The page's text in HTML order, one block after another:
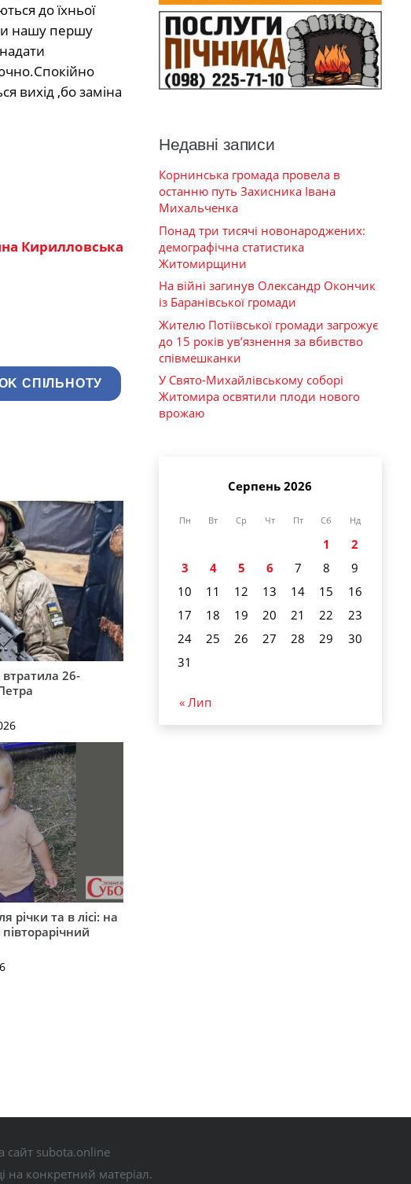
до їхньої
нашу першу
вихід ,бо заміна
Кирилловська
СПІЛЬНОТУ
26-
річки та в лісі: на
Недавні записи
Корнинська громада провела в
останню путь Захисника Івана
Михальченка
Понад три тисячі новонароджених:
демографічна статистика
Житомирщини
На війні загинув Олександр Окончик
із Баранівської громади
Жителю Потіївської громади загрожує
до 15 років ув’язнення за вбивство
співмешканки
У Свято-Михайлівському соборі
Житомира освятили плоди нового
врожаю
Серпень 2026
Пн Вт Ср Чт Пт Сб Нд
1
2
3
4 5 6 7 8
9
10
11 12 13 14 15
16
17
18 19 20 21 22
23
24
25 26 27 28 29
30
31
« Лип
сайт subota.online
на конкретний матеріал.